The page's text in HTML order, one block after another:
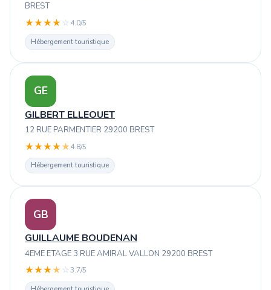
BREST
★★★★ ☆ 4.0/5
Hébergement touristique
GE
GILBERT ELLEOUET
12 RUE PARMENTIER 29200 BREST
★★★★★4.8/5
Hébergement touristique
GB
GUILLAUME BOUDENAN
4EME ETAGE 3 RUE AMIRAL VALLON 29200 BREST
★★★★ ☆3.7/5